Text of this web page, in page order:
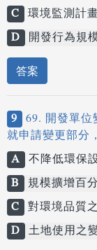
C 環境監測計
D 開發行為規
答案
9 69. 開發單
就申請變更部分
A 不降低環保
B
規模擴增百
C 對環境品質
D 土地使用之